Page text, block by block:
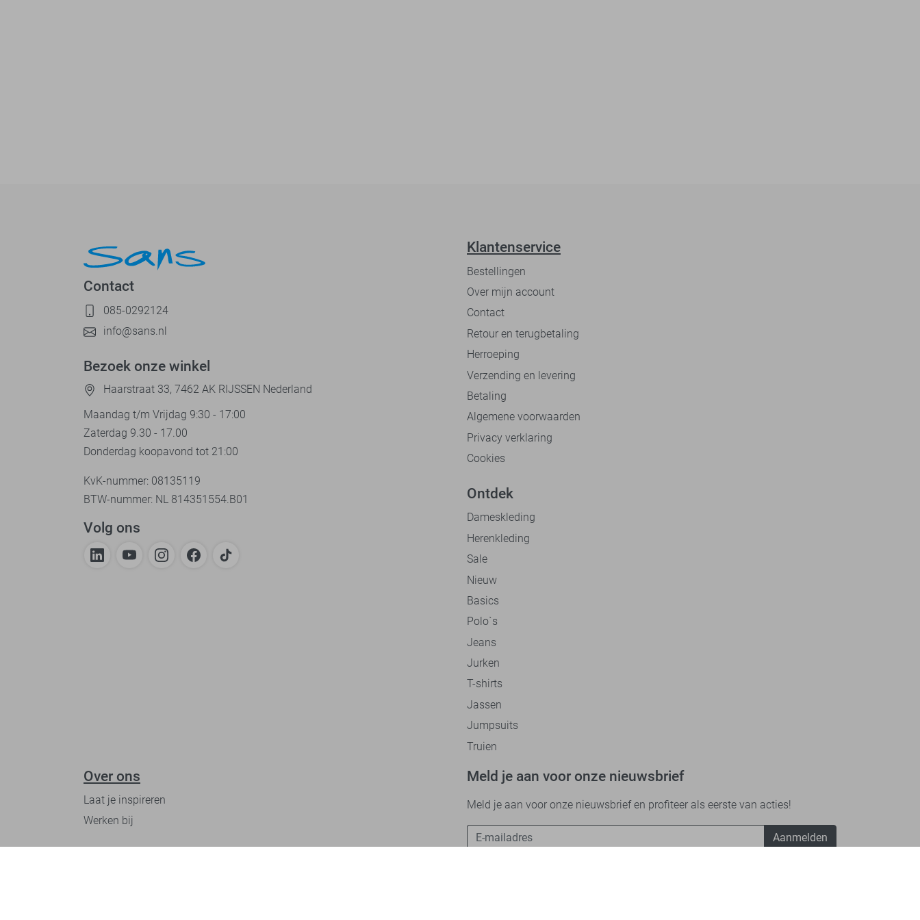
Contact
085-0292124
info@sans.nl
Bezoek onze winkel
Haarstraat 33, 7462 AK RIJSSEN Nederland
Maandag t/m Vrijdag 9:30 - 17:00
Zaterdag 9.30 - 17.00
Donderdag koopavond tot 21:00
KvK-nummer: 08135119
BTW-nummer: NL 814351554.B01
Volg ons
Klantenservice
Bestellingen
Over mijn account
Contact
Retour en terugbetaling
Herroeping
Verzending en levering
Betaling
Algemene voorwaarden
Privacy verklaring
Cookies
Ontdek
Dameskleding
Herenkleding
Sale
Nieuw
Basics
Polo`s
Jeans
Jurken
T-shirts
Jassen
Jumpsuits
Truien
Over ons
Laat je inspireren
Werken bij
Meld je aan voor onze nieuwsbrief
Meld je aan voor onze nieuwsbrief en profiteer als eerste van acties!
Aanmelden